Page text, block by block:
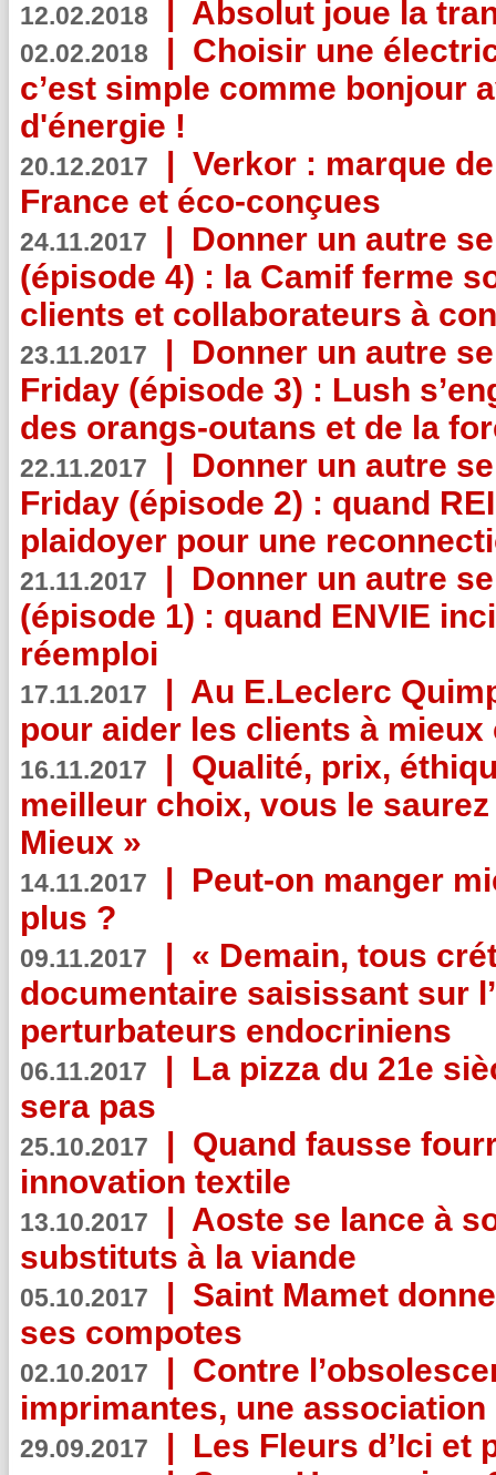
12.02.2018 Absolut joue la
02.02.2018 | Choisir une
c’est simple comme bonjour
d'énergie !
20.12.2017 | Verkor : marque
France et éco-conçues
24.11.2017 | Donner un autre
(épisode 4) : la Camif ferme
clients et collaborateurs à
23.11.2017 | Donner un autre
Friday (épisode 3) : Lush
des orangs-outans et de la
22.11.2017 | Donner un autre
Friday (épisode 2) : quand
plaidoyer pour une
21.11.2017 | Donner un autre
(épisode 1) : quand ENVIE
réemploi
17.11.2017 | Au E.Leclerc
pour aider les clients à
16.11.2017 | Qualité, prix,
meilleur choix, vous le
Mieux »
14.11.2017 | Peut-on manger
plus ?
09.11.2017 | « Demain, tous
documentaire saisissant sur
perturbateurs endocriniens
06.11.2017 | La pizza du 21e
sera pas
25.10.2017 | Quand fausse
innovation textile
13.10.2017 | Aoste se lance à
substituts à la viande
05.10.2017 | Saint Mamet
ses compotes
02.10.2017 | Contre
imprimantes, une
29.09.2017 | Les Fleurs d’Ici et